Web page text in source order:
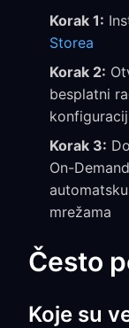
Korak 1:
Storea
Korak 2:
besplatni
Korak 3:
On-
mrežama
Često
Koje su